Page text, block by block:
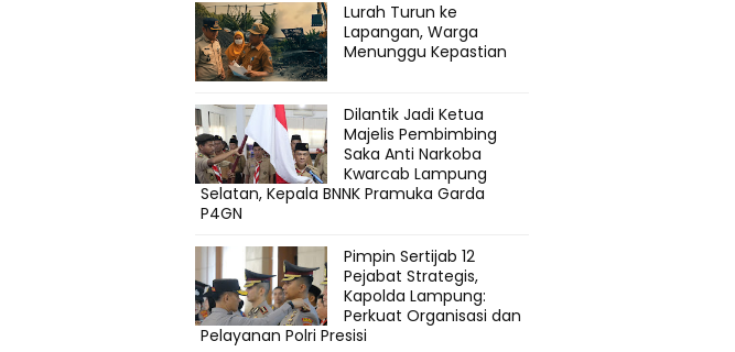
Lurah Turun ke
Lapangan, Warga
Menunggu Kepastian
Dilantik Jadi Ketua
Majelis Pembimbing
Saka Anti Narkoba
Kwarcab Lampung
Selatan, Kepala BNNK Pramuka Garda
P4GN
Pimpin Sertijab 12
Pejabat Strategis,
Kapolda Lampung:
Perkuat Organisasi dan
Pelayanan Polri Presisi